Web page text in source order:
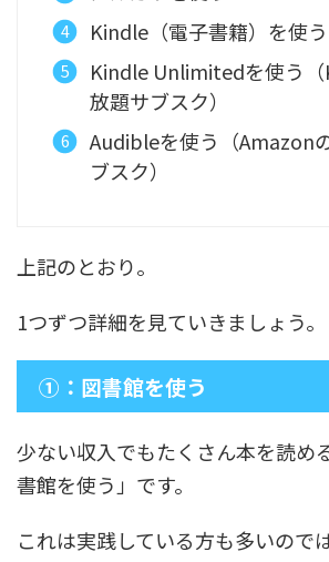
Kindle（電子書籍）を使う
Kindle Unlimitedを使う
放題サブスク）
Audibleを使う（Amazon
ブスク）
上記のとおり。
1つずつ詳細を見ていきましょう。
①：図書館を使う
少ない収入でもたくさん本を読
書館を使う」です。
これは実践している方も多いので